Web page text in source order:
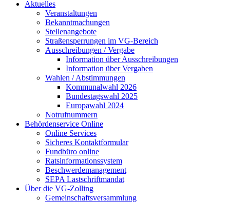
Aktuelles
Veranstaltungen
Bekanntmachungen
Stellenangebote
Straßensperrungen im VG-Bereich
Ausschreibungen / Vergabe
Information über Ausschreibungen
Information über Vergaben
Wahlen / Abstimmungen
Kommunalwahl 2026
Bundestagswahl 2025
Europawahl 2024
Notrufnummern
Behördenservice Online
Online Services
Sicheres Kontaktformular
Fundbüro online
Ratsinformationssystem
Beschwerdemanagement
SEPA Lastschriftmandat
Über die VG-Zolling
Gemeinschaftsversammlung